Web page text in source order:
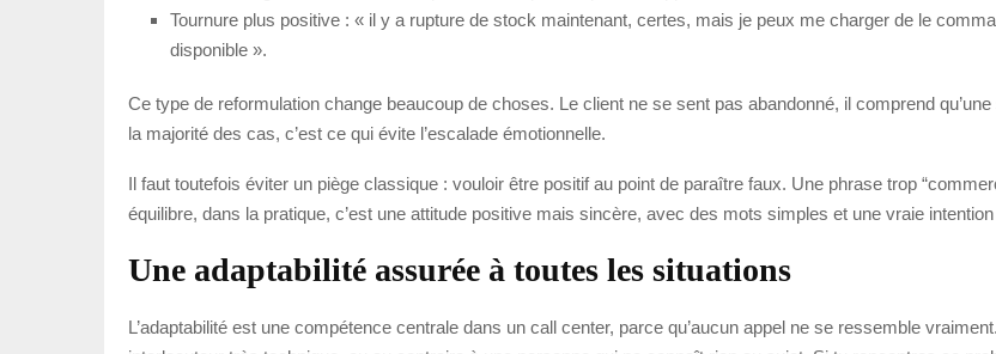
Tournure plus positive : « il y a rupture de stock maintenant, certes, mais je peux me charger de le
disponible ».
Ce type de reformulation change beaucoup de choses. Le client ne se sent pas abandonné, il comprend
la majorité des cas, c’est ce qui évite l’escalade émotionnelle.
Il faut toutefois éviter un piège classique : vouloir être positif au point de paraître faux. Une phrase trop
équilibre, dans la pratique, c’est une attitude positive mais sincère, avec des mots simples et une vraie intention
Une adaptabilité assurée à toutes les situations
L’adaptabilité est une compétence centrale dans un call center, parce qu’aucun appel ne se ressemble